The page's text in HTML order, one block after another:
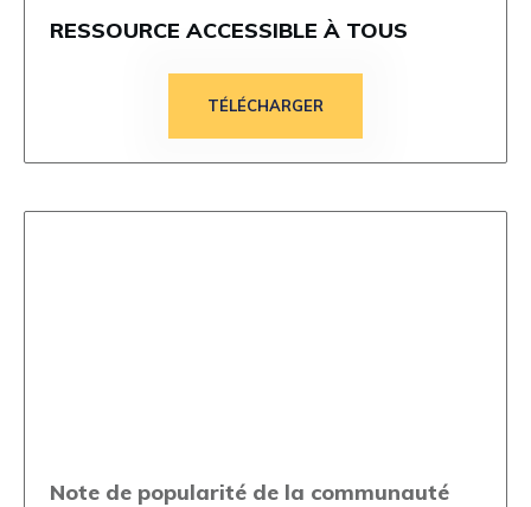
RESSOURCE ACCESSIBLE À TOUS
TÉLÉCHARGER
Note de popularité de la communauté